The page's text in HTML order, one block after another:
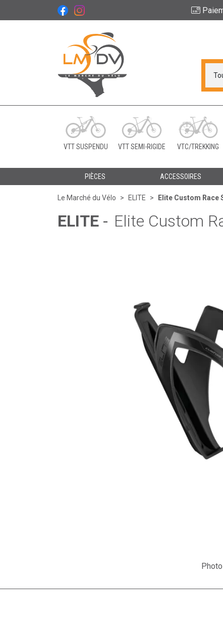
Le Marché du
VTT SUSPENDU VTT SEMI-RIGIDE VTC/TREKKING
PIÈCES ACCESSOIRES
Le Marché du Vélo ELITE Elite Custom Race
ELITE - Elite Custom